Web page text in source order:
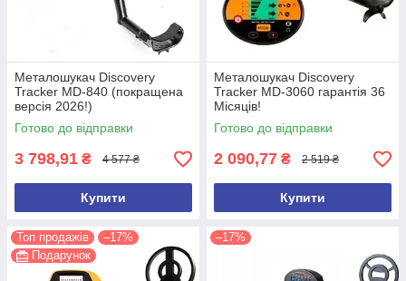
Металошукач Discovery
Tracker MD-840 (покращена
версія 2026!)
Готово до відправки
3 798,91 ₴ 4 577 ₴
Купити
Металошукач Discovery
Tracker MD-3060 гарантія 36
Місяців!
Готово до відправки
2 090,77 ₴ 2 519 ₴
Купити
Топ продажів
–17%
Подарунок
–17%